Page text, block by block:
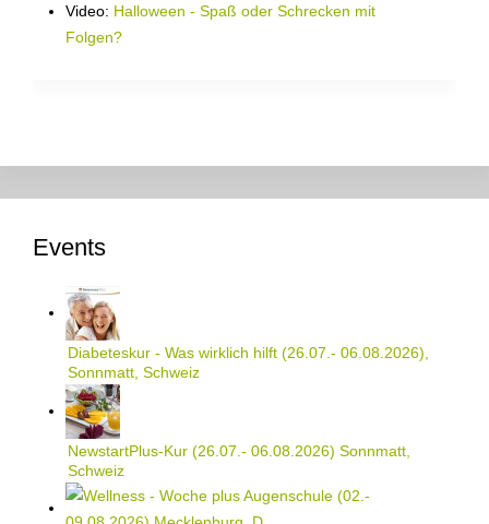
Video: Halloween - Spaß oder Schrecken mit
Folgen?
Events
Diabeteskur - Was wirklich hilft (26.07.- 06.08.2026),
Sonnmatt, Schweiz
NewstartPlus-Kur (26.07.- 06.08.2026) Sonnmatt,
Schweiz